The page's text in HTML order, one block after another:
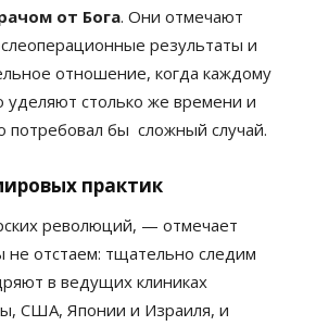
от Бога. Они отмечают
результаты и
отношение, когда каждому
уделяют столько же времени и
потребовал бы сложный случай.
практик
революций, — отмечает
отстаем: тщательно следим
в ведущих клиниках
США, Японии и Израиля, и